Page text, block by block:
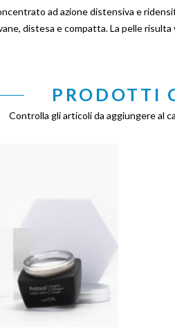
ad azione distensiva e
distesa e compatta. La pelle
PRODOTTI
Controlla gli articoli da aggiungere al